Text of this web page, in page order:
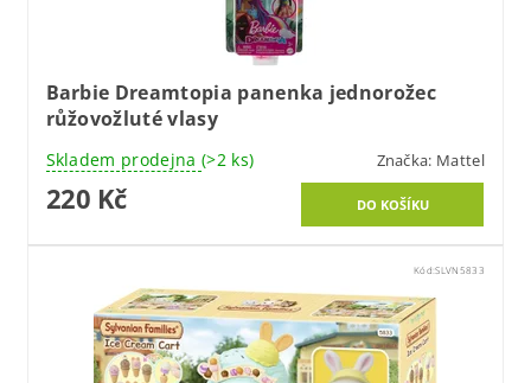
Barbie Dreamtopia panenka jednorožec
růžovožluté vlasy
Skladem prodejna (>2 ks) Značka: Mattel
220 Kč
Kód:SLVN5833